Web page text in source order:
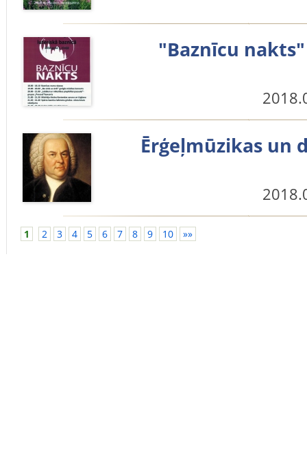
"Baznīcu
Ērģeļmūzikas un
1 2 3 4 5 6 7 8 9 10 »»